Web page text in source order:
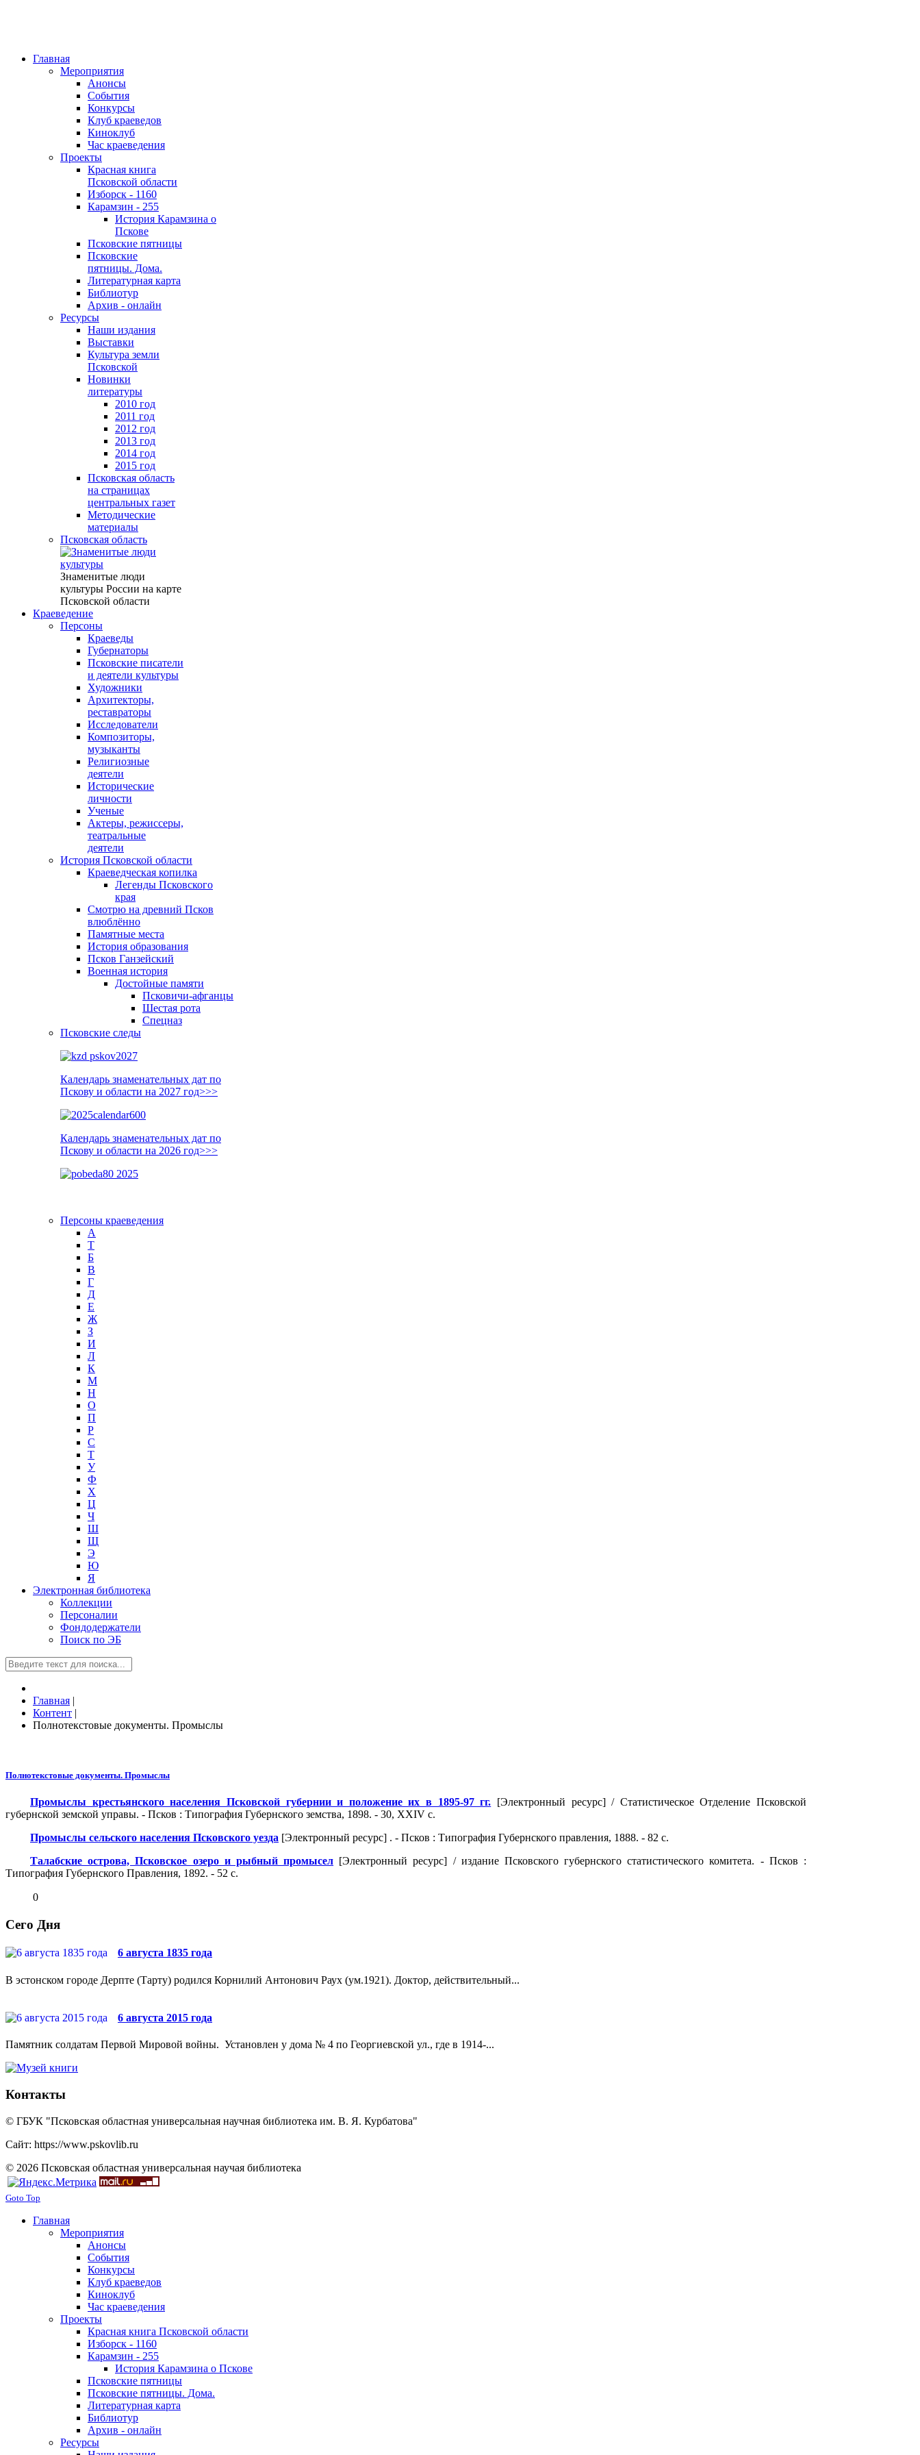
Главная
Мероприятия
Анонсы
События
Конкурсы
Клуб краеведов
Киноклуб
Час краеведения
Проекты
Красная книга
Псковской области
Изборск - 1160
Карамзин - 255
История Карамзина о
Пскове
Псковские пятницы
Псковские
пятницы. Дома.
Литературная карта
Библиотур
Архив - онлайн
Ресурсы
Наши издания
Выставки
Культура земли
Псковской
Новинки
литературы
2010 год
2011 год
2012 год
2013 год
2014 год
2015 год
Псковская область
на страницах
центральных газет
Методические
материалы
Псковская область
Знаменитые люди
культуры России на карте
Псковской области
Краеведение
Персоны
Краеведы
Губернаторы
Псковские писатели
и деятели культуры
Художники
Архитекторы,
реставраторы
Исследователи
Композиторы,
музыканты
Религиозные
деятели
Исторические
личности
Ученые
Актеры, режиссеры,
театральные
деятели
История Псковской области
Краеведческая копилка
Легенды Псковского
края
Смотрю на древний Псков
влюблённо
Памятные места
История образования
Псков Ганзейский
Военная история
Достойные памяти
Псковичи-афганцы
Шестая рота
Спецназ
Псковские следы
Календарь знаменательных дат по
Пскову и области на 2027 год>>>
Календарь знаменательных дат по
Пскову и области на 2026 год>>>
Персоны краеведения
А
T
Б
В
Г
Д
Е
Ж
З
И
Л
К
М
Н
О
П
Р
С
Т
У
Ф
Х
Ц
Ч
Ш
Щ
Э
Ю
Я
Электронная библиотека
Коллекции
Персоналии
Фондодержатели
Поиск по ЭБ
Главная |
Контент |
Полнотекстовые документы. Промыслы
Полнотекстовые документы. Промыслы
Промыслы крестьянского населения Псковской губернии и положение их в 1895-97 гг. [Электронный ресурс] / Статистическое Отделение Псковской
губернской земской управы. - Псков : Типография Губернского земства, 1898. - 30, XXIV с.
Промыслы сельского населения Псковского уезда [Электронный ресурс] . - Псков : Типография Губернского правления, 1888. - 82 с.
Талабские острова, Псковское озеро и рыбный промысел [Электронный ресурс] / издание Псковского губернского статистического комитета. - Псков :
Типография Губернского Правления, 1892. - 52 с.
0
Сего Дня
6 августа 1835 года
В эстонском городе Дерпте (Тарту) родился Корнилий Антонович Раух (ум.1921). Доктор, действительный...
6 августа 2015 года
Памятник солдатам Первой Мировой войны. Установлен у дома № 4 по Георгиевской ул., где в 1914-...
Контакты
© ГБУК "Псковская областная универсальная научная библиотека им. В. Я. Курбатова"
Сайт: https://www.pskovlib.ru
© 2026 Псковская областная универсальная научая библиотека
Goto Top
Главная
Мероприятия
Анонсы
События
Конкурсы
Клуб краеведов
Киноклуб
Час краеведения
Проекты
Красная книга Псковской области
Изборск - 1160
Карамзин - 255
История Карамзина о Пскове
Псковские пятницы
Псковские пятницы. Дома.
Литературная карта
Библиотур
Архив - онлайн
Ресурсы